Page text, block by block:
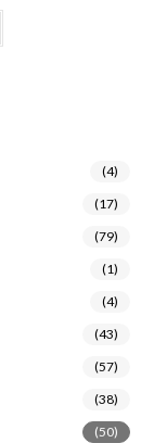
(4)
(17)
(79)
(1)
(4)
(43)
(57)
(38)
(50)